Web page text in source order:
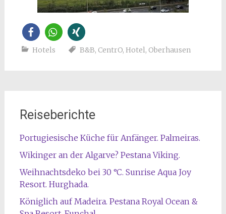
Hotels B&B, CentrO, Hotel, Oberhausen
Reiseberichte
Portugiesische Küche für Anfänger. Palmeiras.
Wikinger an der Algarve? Pestana Viking.
Weihnachtsdeko bei 30 °C. Sunrise Aqua Joy
Resort. Hurghada.
Königlich auf Madeira. Pestana Royal Ocean &